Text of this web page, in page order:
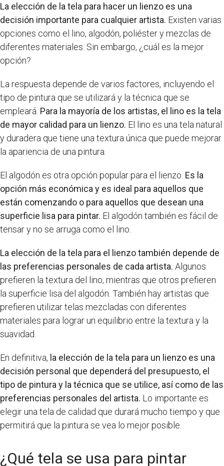
La elección de la tela para hacer un lienzo es una
decisión importante para cualquier artista. Existen varias
opciones como el lino, algodón, poliéster y mezclas de
diferentes materiales. Sin embargo, ¿cuál es la mejor
opción?
La respuesta depende de varios factores, incluyendo el
tipo de pintura que se utilizará y la técnica que se
empleará. Para la mayoría de los artistas, el lino es la tela
de mayor calidad para un lienzo. El lino es una tela natural
y duradera que tiene una textura única que puede mejorar
la apariencia de una pintura.
El algodón es otra opción popular para el lienzo. Es la
opción más económica y es ideal para aquellos que
están comenzando o para aquellos que desean una
superficie lisa para pintar. El algodón también es fácil de
tensar y no se arruga como el lino.
La elección de la tela para el lienzo también depende de
las preferencias personales de cada artista. Algunos
prefieren la textura del lino, mientras que otros prefieren
la superficie lisa del algodón. También hay artistas que
prefieren utilizar telas mezcladas con diferentes
materiales para lograr un equilibrio entre la textura y la
suavidad.
En definitiva, la elección de la tela para un lienzo es una
decisión personal que dependerá del presupuesto, el
tipo de pintura y la técnica que se utilice, así como de las
preferencias personales del artista. Lo importante es
elegir una tela de calidad que durará mucho tiempo y que
permitirá que la pintura se vea lo mejor posible.
¿Qué tela se usa para pintar